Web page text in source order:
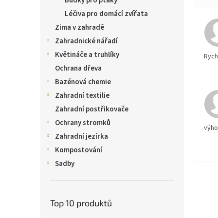
Léčiva pro domácí zvířata
Zima v zahradě
Zahradnické nářadí
Květináče a truhlíky
Ochrana dřeva
Bazénová chemie
Zahradní textilie
Zahradní postřikovače
Ochrany stromků
Zahradní jezírka
Kompostování
Sadby
Top 10 produktů